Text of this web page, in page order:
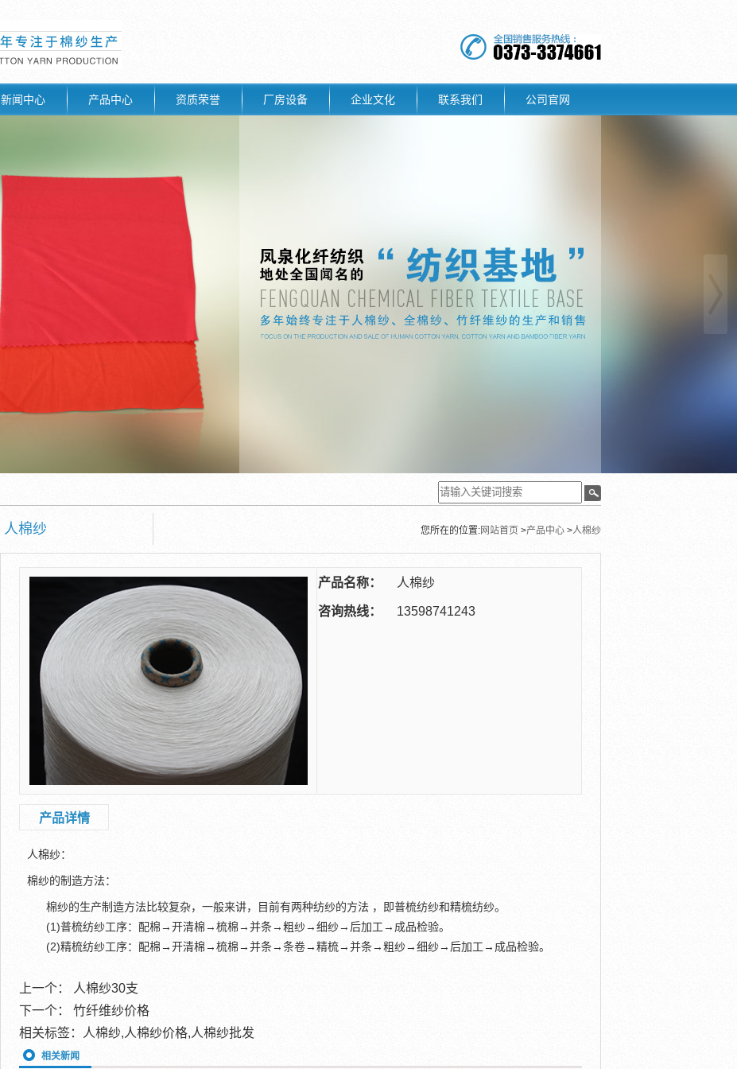
新闻中心 产品中心 资质荣誉 厂房设备 企业文化 联系我们 公司官网
人棉纱 您所在的位置:网站首页 >产品中心 >人棉纱
产品名称： 人棉纱
咨询热线： 13598741243
产品详情
人棉纱：
棉纱的制造方法：
棉纱的生产制造方法比较复杂，一般来讲，目前有两种纺纱的方法 ，即普梳纺纱和精梳纺纱。
(1)普梳纺纱工序：配棉→开清棉→梳棉→并条→粗纱→细纱→后加工→成品检验。
(2)精梳纺纱工序：配棉→开清棉→梳棉→并条→条卷→精梳→并条→粗纱→细纱→后加工→成品检验。
上一个：
人棉纱30支
下一个： 竹纤维纱价格
相关标签：人棉纱,人棉纱价格,人棉纱批发
相关新闻